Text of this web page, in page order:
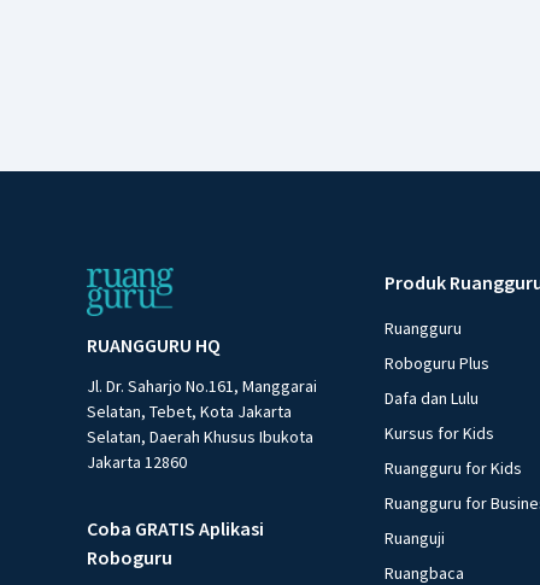
RUANGGURU HQ
Jl. Dr. Saharjo No.161, Manggarai
Selatan, Tebet, Kota Jakarta
Selatan, Daerah Khusus Ibukota
Jakarta 12860
Coba GRATIS Aplikasi
Roboguru
Produk
Ruangguru
Roboguru Plus
Dafa dan Lulu
Kursus for Kids
Ruangguru for Kids
Ruangguru for
Ruanguji
Ruangbaca